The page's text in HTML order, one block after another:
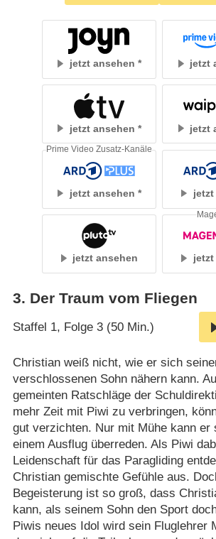
jetzt ansehen jetzt
jetzt ansehen jetzt
jetzt ansehen
Prime Video Zusatz-Kanäle
jetzt
jetzt ansehen jetzt
3. Der Traum vom Fliegen
Staffel 1, Folge 3 (50 Min.)
Christian weiß nicht, wie er sich
verschlossenen Sohn nähern kann.
gemeinten Ratschläge der
mehr Zeit mit Piwi zu verbringen,
gut verzichten. Nur mit Mühe kann er
einem Ausflug überreden. Als Piwi
Leidenschaft für das Paragliding
Christian gemischte Gefühle aus.
Begeisterung ist so groß, dass
kann, als seinem Sohn den Sport
Piwis neues Idol wird sein Fluglehrer